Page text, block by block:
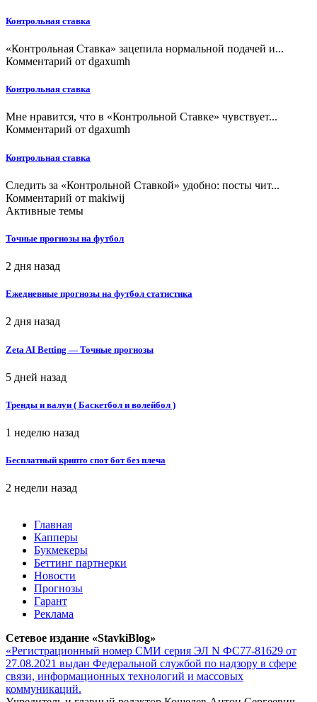
Контрольная ставка
«Контрольная Ставка» зацепила нормальной подачей и...
Комментарий от dgaxumh
Контрольная ставка
Мне нравится, что в «Контрольной Ставке» чувствует...
Комментарий от dgaxumh
Контрольная ставка
Следить за «Контрольной Ставкой» удобно: посты чит...
Комментарий от makiwij
Активные темы
Точные прогнозы на футбол
2 дня назад
Ежедневные прогнозы на футбол статистика
2 дня назад
Zeta AI Betting — Точные прогнозы
5 дней назад
Тренды и валуи ( Баскетбол и волейбол )
1 неделю назад
Бесплатный крипто спот бот без плеча
2 недели назад
Главная
Капперы
Букмекеры
Беттинг партнерки
Новости
Прогнозы
Гарант
Реклама
Сетевое издание «StavkiBlog»
«Регистрационный номер СМИ серия ЭЛ N ФС77-81629 от
27.08.2021 выдан Федеральной службой по надзору в сфере
связи, информационных технологий и массовых
коммуникаций.